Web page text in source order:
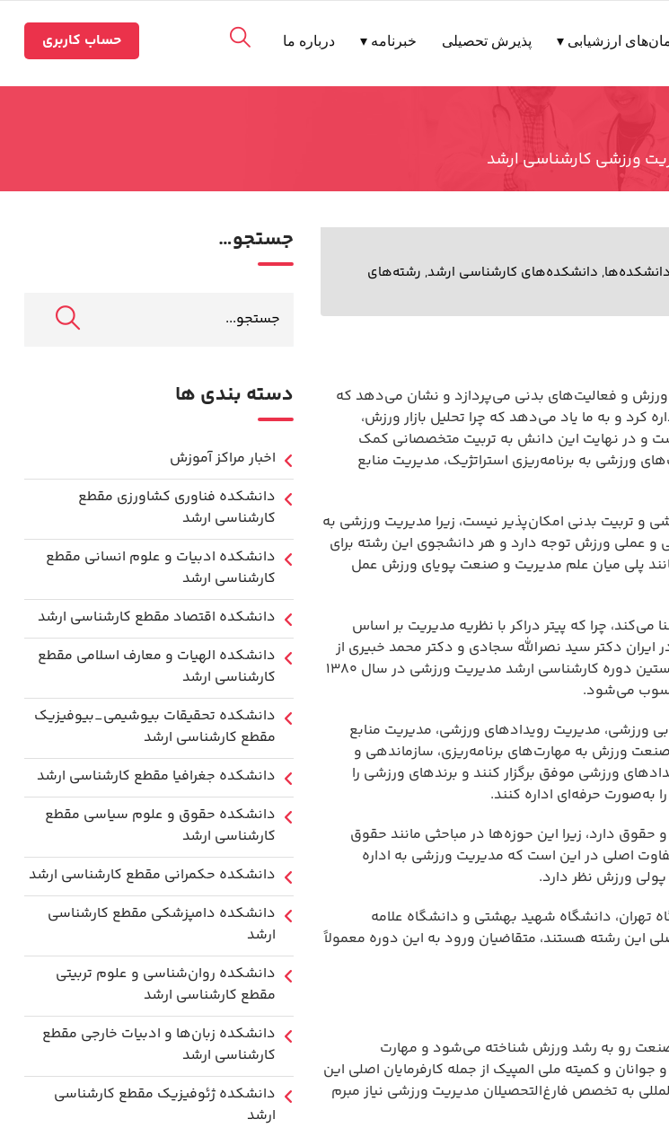
ارزشیابی ▾ پذیرش تحصیلی خبرنامه ▾ درباره ما حساب کاربری
ورزشی کارشناسی ارشد
دانشکده‌ها, دانشکده‌های کارشناسی ارشد, رشته‌های
و فعالیت‌های بدنی می‌پردازد و نشان می‌دهد که
و به ما یاد می‌دهد که چرا تحلیل بازار ورزش،
و در نهایت این دانش به تربیت متخصصانی کمک
ورزشی به برنامه‌ریزی استراتژیک، مدیریت منابع
تربیت بدنی امکان‌پذیر نیست، زیرا مدیریت ورزشی به
عملی ورزش توجه دارد و هر دانشجوی این رشته برای
پلی میان علم مدیریت و صنعت پویای ورزش عمل
چرا که پیتر دراکر با نظریه مدیریت بر اساس
ایران دکتر سید نصرالله سجادی و دکتر محمد خبیری از
جمله اولین استادانی بودند که این رشته را در دانشگاه‌های ایران راه‌اندازی کردند و نخستین دوره کارشناسی ارشد مدیریت ورزشی در سال ۱۳۸۰
می‌شود.
ورزشی، مدیریت رویدادهای ورزشی، مدیریت منابع
ورزش به مهارت‌های برنامه‌ریزی، سازماندهی و
ورزشی موفق برگزار کنند و برندهای ورزشی را
حرفه‌ای اداره کنند.
دارد، زیرا این حوزه‌ها در مباحثی مانند حقوق
اصلی در این است که مدیریت ورزشی به اداره
پولی ورزش نظر دارد.
تهران، دانشگاه شهید بهشتی و دانشگاه علامه
این رشته هستند، متقاضیان ورود به این دوره معمولاً
صنعت رو به رشد ورزش شناخته می‌شود و مهارت
و کمیته ملی المپیک از جمله کارفرمایان اصلی این
به تخصص فارغ‌التحصیلان مدیریت ورزشی نیاز مبرم
جستجو…
دسته بندی ها
اخبار مراکز آموزش
دانشكده فناوري كشاورزی مقطع
کارشناسی ارشد
دانشکده ادبیات و علوم انسانی مقطع
کارشناسی ارشد
دانشکده اقتصاد مقطع کارشناسی ارشد
دانشکده الهیات و معارف اسلامی مقطع
کارشناسی ارشد
دانشکده تحقیقات بیوشیمی_بیوفیزیک
مقطع کارشناسی ارشد
دانشکده جغرافیا مقطع کارشناسی ارشد
دانشکده حقوق و علوم سیاسی مقطع
کارشناسی ارشد
دانشکده حکمرانی مقطع کارشناسی ارشد
دانشکده دامپزشکی مقطع کارشناسی
ارشد
دانشکده روان‌شناسی و علوم تربیتی
مقطع کارشناسی ارشد
دانشکده زبان‌ها و ادبیات خارجی مقطع
کارشناسی ارشد
دانشکده ژئوفیزیک مقطع کارشناسی
ارشد